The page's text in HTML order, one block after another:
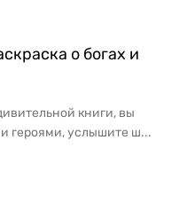
о богах и
книги, вы
героями, услышите ш...